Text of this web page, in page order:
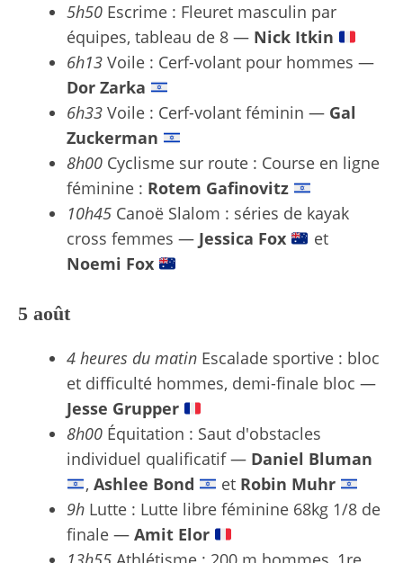
5h50 Escrime : Fleuret masculin par
équipes, tableau de 8 — Nick Itkin
6h13 Voile : Cerf-volant pour hommes —
Dor Zarka
6h33 Voile : Cerf-volant féminin — Gal
Zuckerman
8h00 Cyclisme sur route : Course en ligne
féminine : Rotem Gafinovitz
10h45 Canoë Slalom : séries de kayak
cross femmes — Jessica Fox
et
Noemi Fox
5 août
4 heures du matin Escalade sportive : bloc
et difficulté hommes, demi-finale bloc —
Jesse Grupper
8h00 Équitation : Saut d'obstacles
individuel qualificatif — Daniel Bluman
, Ashlee Bond et Robin Muhr
9h Lutte : Lutte libre féminine 68kg 1/8 de
finale — Amit Elor